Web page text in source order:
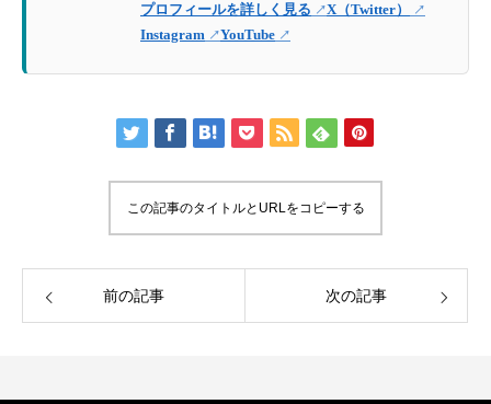
プロフィールを詳しく見る
X（Twitter）
Instagram
YouTube
この記事のタイトルとURLをコピーする
前の記事 次の記事